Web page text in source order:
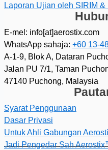
Laporan Ujian oleh SIRIM &
E-mel: info[at]aerostix.com
WhatsApp sahaja: +60 13-
A-1-9, Blok A, Dataran
Jalan PU 7/1, Taman
47140 Puchong, Malaysia
Syarat Penggunaan
Dasar Privasi
Untuk Ahli Gabungan
Jadi Pengedar Sah